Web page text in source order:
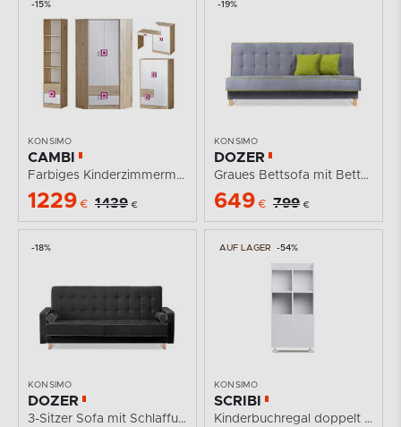
-15%
KONSIMO
CAMBI
Farbiges Kinderzimmermöbel-Set 4 Elemente Eckschrank...
1229 € 1439 €
-19%
KONSIMO
DOZER
Graues Bettsofa mit Bettzeugkasten
649 € 799 €
-18%
KONSIMO
DOZER
3-Sitzer Sofa mit Schlaffunktion schwarz
AUF LAGER -54%
KONSIMO
SCRIBI
Kinderbuchregal doppelt weiß